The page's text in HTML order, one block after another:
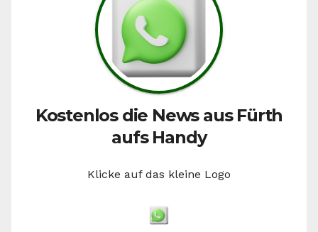
Kostenlos die News aus Fürth
aufs Handy
Klicke auf das kleine Logo